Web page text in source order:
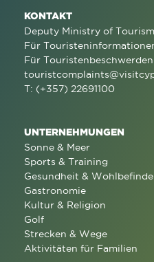
KONTAKT
Deputy Ministry of Tourism
Für
Für
T: (+357) 22691100
UNTERNEHMUNGEN
Sonne & Meer
Sports & Training
Gesundheit &
Gastronomie
Kultur & Religion
Golf
Strecken & Wege
Aktivitäten für Familien